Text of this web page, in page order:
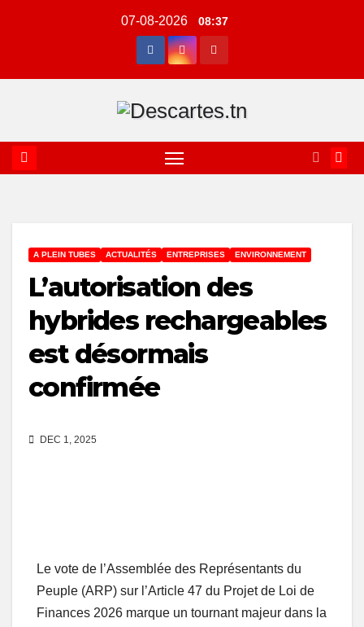
07-08-2026 08:37
A PLEIN TUBES ACTUALITÉS ENTREPRISES ENVIRONNEMENT
L’autorisation des
hybrides rechargeables
est désormais
confirmée
DEC 1, 2025
Le vote de l’Assemblée des Représentants du
Peuple (ARP) sur l’Article 47 du Projet de Loi de
Finances 2026 marque un tournant majeur dans la